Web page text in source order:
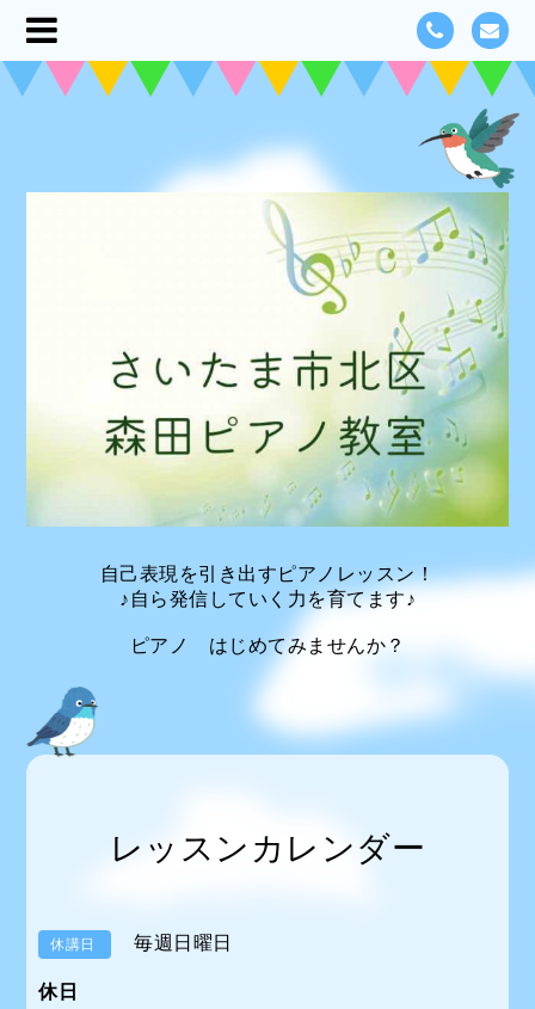
自己表現を引き出すピアノレッスン！
♪自ら発信していく力を育てます♪
ピアノ はじめてみませんか？
レッスンカレンダー
休講日 毎週日曜日
休日